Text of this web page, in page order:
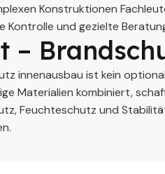
Konstruktionen
Kontrolle und gezielte
–
innenausbau ist kein
Materialien kombiniert,
Feuchteschutz und